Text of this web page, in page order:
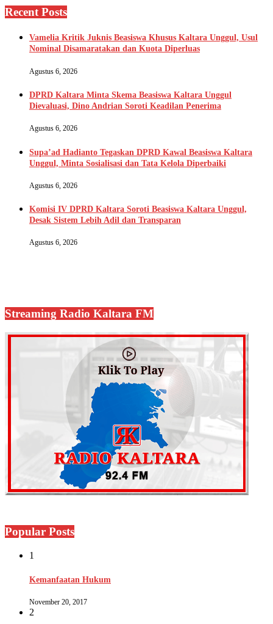
Recent Posts
Vamelia Kritik Juknis Beasiswa Khusus Kaltara Unggul, Usul
Nominal Disamaratakan dan Kuota Diperluas
Agustus 6, 2026
DPRD Kaltara Minta Skema Beasiswa Kaltara Unggul
Dievaluasi, Dino Andrian Soroti Keadilan Penerima
Agustus 6, 2026
Supa’ad Hadianto Tegaskan DPRD Kawal Beasiswa Kaltara
Unggul, Minta Sosialisasi dan Tata Kelola Diperbaiki
Agustus 6, 2026
Komisi IV DPRD Kaltara Soroti Beasiswa Kaltara Unggul,
Desak Sistem Lebih Adil dan Transparan
Agustus 6, 2026
Streaming Radio Kaltara FM
Popular Posts
1
Kemanfaatan Hukum
November 20, 2017
2